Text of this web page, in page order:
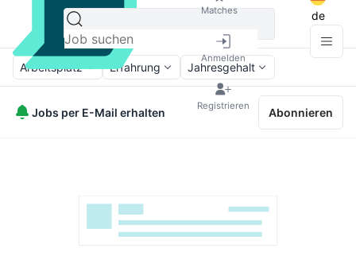
Matches
Anmelden
Registrieren
de
Arbeitsplatz Erfahrung Jahresgehalt
Jobs per E-Mail erhalten Abonnieren